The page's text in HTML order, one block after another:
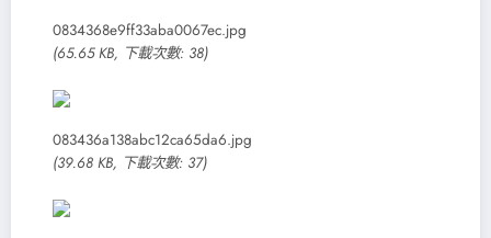
0834368e9ff33aba0067ec.jpg
(65.65 KB, 下載次數: 38)
083436a138abc12ca65da6.jpg
(39.68 KB, 下載次數: 37)